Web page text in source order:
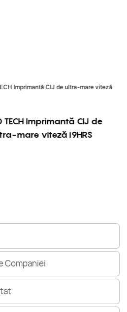
TECH Imprimantă CIJ de
mare viteză i9HRS
Companiei